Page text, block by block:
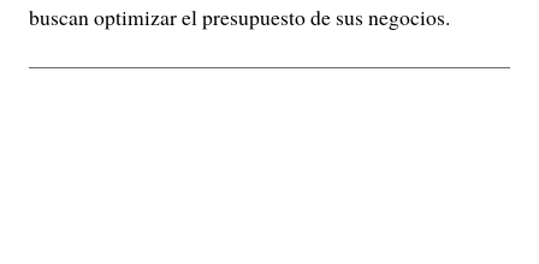
buscan optimizar el presupuesto de sus negocios.